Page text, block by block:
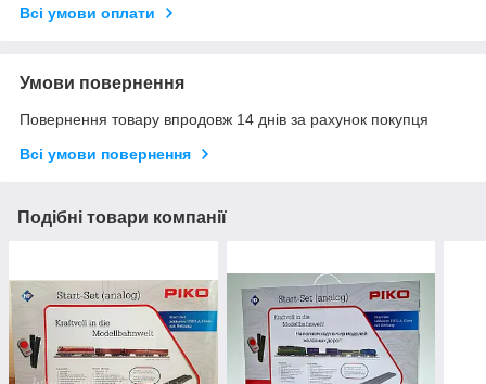
Всі умови оплати
Умови повернення
Повернення товару впродовж 14 днів за рахунок покупця
Всі умови повернення
Подібні товари компанії